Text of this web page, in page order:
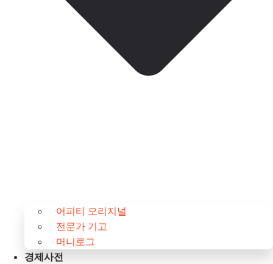
어피티 오리지널
전문가 기고
머니로그
경제사전